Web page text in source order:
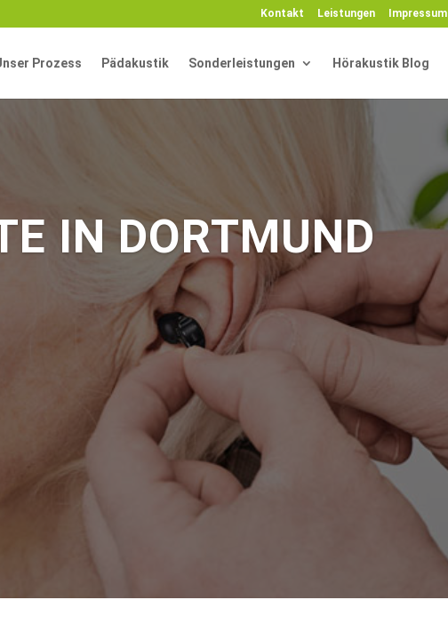
Kontakt Leistungen Impressum
Prozess Pädakustik Sonderleistungen Hörakustik Blog
IN DORTMUND